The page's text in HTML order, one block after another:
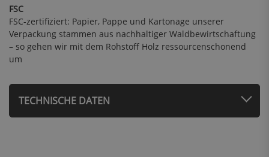
FSC
FSC-zertifiziert: Papier, Pappe und Kartonage unserer
Verpackung stammen aus nachhaltiger Waldbewirtschaftung
– so gehen wir mit dem Rohstoff Holz ressourcenschonend
um
TECHNISCHE DATEN